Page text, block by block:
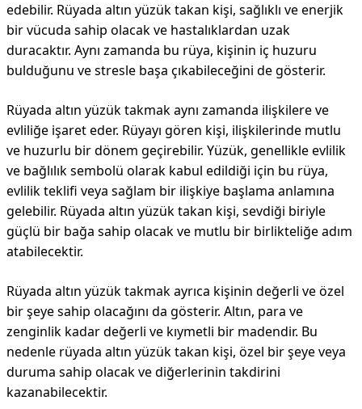
edebilir. Rüyada altın yüzük takan kişi, sağlıklı ve enerjik
bir vücuda sahip olacak ve hastalıklardan uzak
duracaktır. Aynı zamanda bu rüya, kişinin iç huzuru
bulduğunu ve stresle başa çıkabileceğini de gösterir.
Rüyada altın yüzük takmak aynı zamanda ilişkilere ve
evliliğe işaret eder. Rüyayı gören kişi, ilişkilerinde mutlu
ve huzurlu bir dönem geçirebilir. Yüzük, genellikle evlilik
ve bağlılık sembolü olarak kabul edildiği için bu rüya,
evlilik teklifi veya sağlam bir ilişkiye başlama anlamına
gelebilir. Rüyada altın yüzük takan kişi, sevdiği biriyle
güçlü bir bağa sahip olacak ve mutlu bir birlikteliğe adım
atabilecektir.
Rüyada altın yüzük takmak ayrıca kişinin değerli ve özel
bir şeye sahip olacağını da gösterir. Altın, para ve
zenginlik kadar değerli ve kıymetli bir madendir. Bu
nedenle rüyada altın yüzük takan kişi, özel bir şeye veya
duruma sahip olacak ve diğerlerinin takdirini
kazanabilecektir.